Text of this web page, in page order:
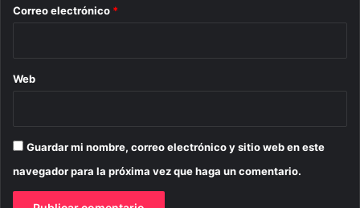
*
Correo electrónico *
Web
Guardar mi nombre, correo electrónico y sitio web en este
navegador para la próxima vez que haga un comentario.